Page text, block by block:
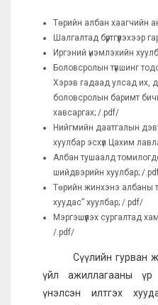
Төрийн албан хаагчийн
Шалгалтад бүртгүүлэхээр
Иргэний үнэмлэхийн
Боловсролын түвшинг
Хэрэв гадаад улсад их,
боловсролын баримт
хавсаргах; /.pdf/
Нийгмийн даатгалын
хуулбар эсхүл Цахим
Албан тушаалд
шийдвэрийн хуулбар; /
Төрийн жинхэнэ албаны
хуудас” хуулбар; /.pdf/
Мэргэшүүлэх сургалтад
/.pdf/
Сүүлийн гурван
үйл ажиллагааны үр
үнэлсэн илтгэх